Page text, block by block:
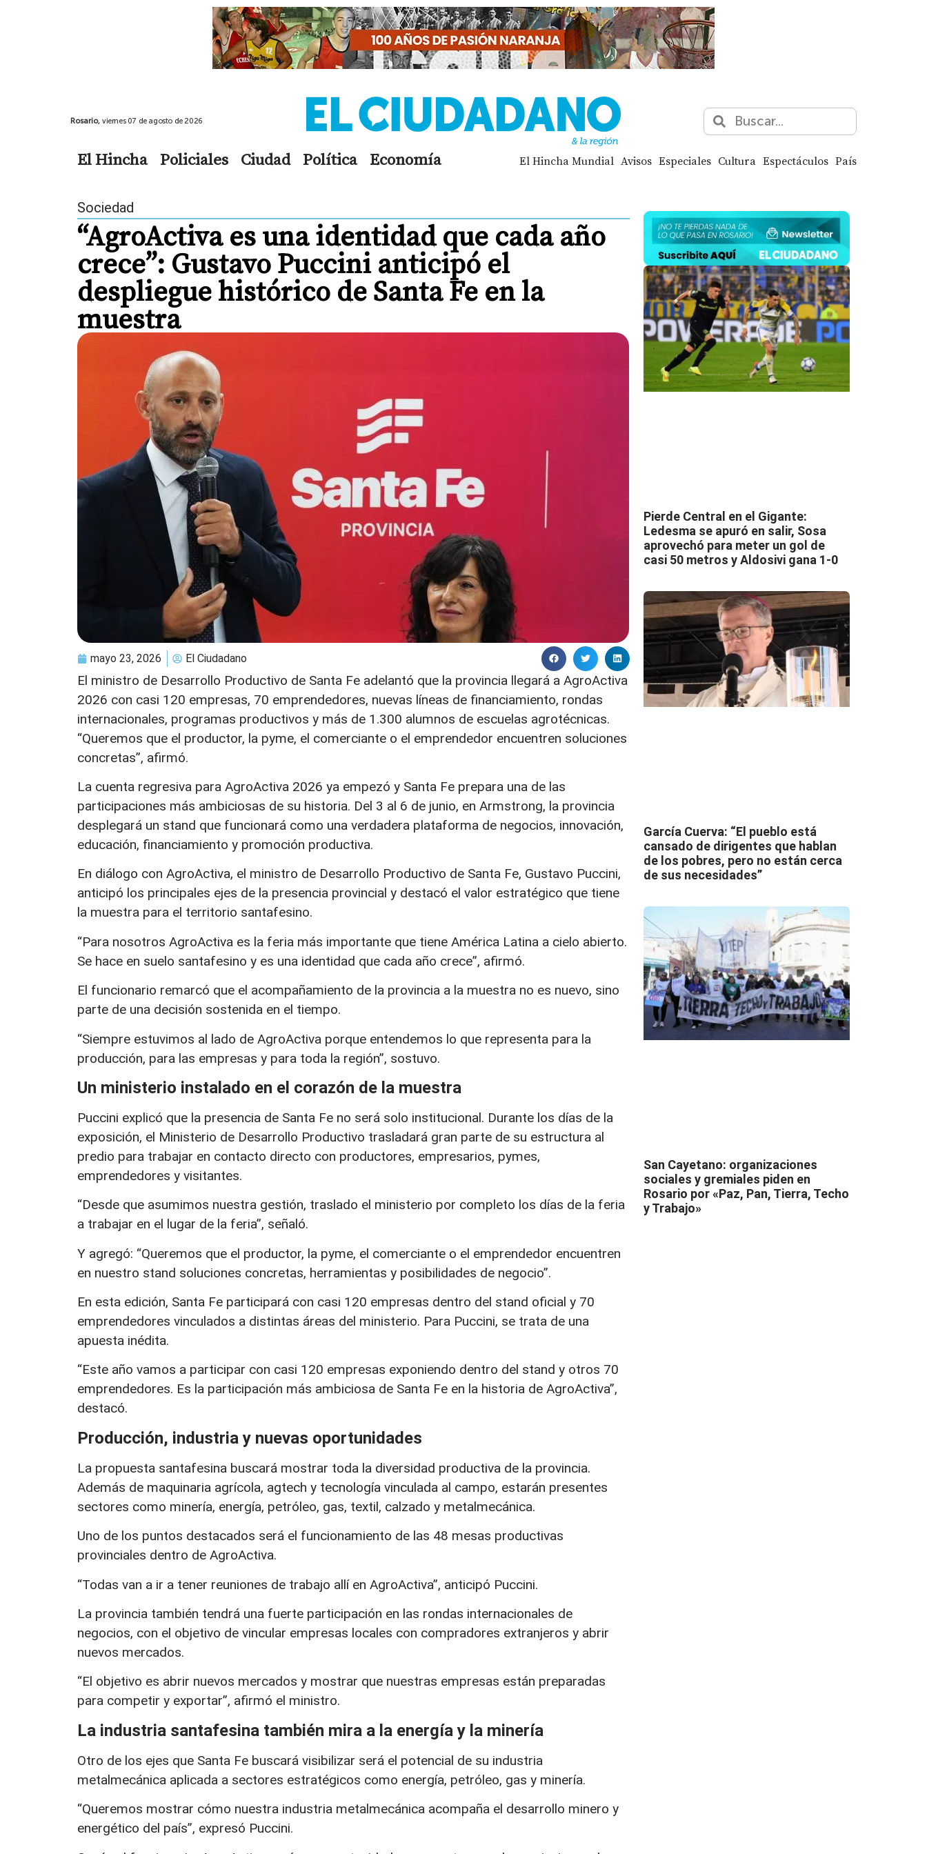
Rosario, viernes 07 de agosto de 2026
El Hincha Policiales Ciudad Política Economía El Hincha Mundial Avisos Especiales Cultura Espectáculos País
Sociedad
“AgroActiva es una identidad que cada año
crece”: Gustavo Puccini anticipó el
despliegue histórico de Santa Fe en la
muestra
mayo 23, 2026 El Ciudadano
El ministro de Desarrollo Productivo de Santa Fe adelantó que la provincia llegará a AgroActiva
2026 con casi 120 empresas, 70 emprendedores, nuevas líneas de financiamiento, rondas
internacionales, programas productivos y más de 1.300 alumnos de escuelas agrotécnicas.
“Queremos que el productor, la pyme, el comerciante o el emprendedor encuentren soluciones
concretas”, afirmó.
La cuenta regresiva para AgroActiva 2026 ya empezó y Santa Fe prepara una de las
participaciones más ambiciosas de su historia. Del 3 al 6 de junio, en Armstrong, la provincia
desplegará un stand que funcionará como una verdadera plataforma de negocios, innovación,
educación, financiamiento y promoción productiva.
En diálogo con AgroActiva, el ministro de Desarrollo Productivo de Santa Fe, Gustavo Puccini,
anticipó los principales ejes de la presencia provincial y destacó el valor estratégico que tiene
la muestra para el territorio santafesino.
“Para nosotros AgroActiva es la feria más importante que tiene América Latina a cielo abierto.
Se hace en suelo santafesino y es una identidad que cada año crece”, afirmó.
El funcionario remarcó que el acompañamiento de la provincia a la muestra no es nuevo, sino
parte de una decisión sostenida en el tiempo.
“Siempre estuvimos al lado de AgroActiva porque entendemos lo que representa para la
producción, para las empresas y para toda la región”, sostuvo.
Un ministerio instalado en el corazón de la muestra
Puccini explicó que la presencia de Santa Fe no será solo institucional. Durante los días de la
exposición, el Ministerio de Desarrollo Productivo trasladará gran parte de su estructura al
predio para trabajar en contacto directo con productores, empresarios, pymes,
emprendedores y visitantes.
“Desde que asumimos nuestra gestión, traslado el ministerio por completo los días de la feria
a trabajar en el lugar de la feria”, señaló.
Y agregó: “Queremos que el productor, la pyme, el comerciante o el emprendedor encuentren
en nuestro stand soluciones concretas, herramientas y posibilidades de negocio”.
En esta edición, Santa Fe participará con casi 120 empresas dentro del stand oficial y 70
emprendedores vinculados a distintas áreas del ministerio. Para Puccini, se trata de una
apuesta inédita.
“Este año vamos a participar con casi 120 empresas exponiendo dentro del stand y otros 70
emprendedores. Es la participación más ambiciosa de Santa Fe en la historia de AgroActiva”,
destacó.
Producción, industria y nuevas oportunidades
La propuesta santafesina buscará mostrar toda la diversidad productiva de la provincia.
Además de maquinaria agrícola, agtech y tecnología vinculada al campo, estarán presentes
sectores como minería, energía, petróleo, gas, textil, calzado y metalmecánica.
Uno de los puntos destacados será el funcionamiento de las 48 mesas productivas
provinciales dentro de AgroActiva.
“Todas van a ir a tener reuniones de trabajo allí en AgroActiva”, anticipó Puccini.
La provincia también tendrá una fuerte participación en las rondas internacionales de
negocios, con el objetivo de vincular empresas locales con compradores extranjeros y abrir
nuevos mercados.
“El objetivo es abrir nuevos mercados y mostrar que nuestras empresas están preparadas
para competir y exportar”, afirmó el ministro.
La industria santafesina también mira a la energía y la minería
Otro de los ejes que Santa Fe buscará visibilizar será el potencial de su industria
metalmecánica aplicada a sectores estratégicos como energía, petróleo, gas y minería.
“Queremos mostrar cómo nuestra industria metalmecánica acompaña el desarrollo minero y
energético del país”, expresó Puccini.
Pierde Central en el Gigante:
Ledesma se apuró en salir, Sosa
aprovechó para meter un gol de
casi 50 metros y Aldosivi gana 1-0
García Cuerva: “El pueblo está
cansado de dirigentes que hablan
de los pobres, pero no están cerca
de sus necesidades”
San Cayetano: organizaciones
sociales y gremiales piden en
Rosario por «Paz, Pan, Tierra, Techo
y Trabajo»